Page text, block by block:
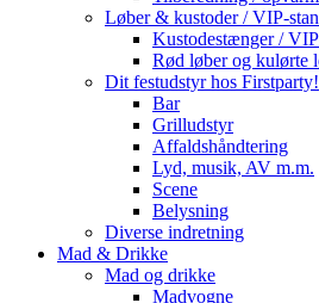
Løber & kustoder / VIP-
Kustodestænger /
Rød løber og kulørte
Dit festudstyr hos Firstparty!
Bar
Grilludstyr
Affaldshåndtering
Lyd, musik, AV m.m.
Scene
Belysning
Diverse indretning
Mad & Drikke
Mad og drikke
Madvogne